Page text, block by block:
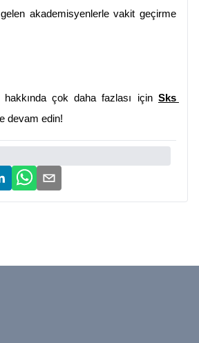
akademisyenlerle vakit geçirme
hakkında çok daha fazlası için Sks
devam edin!